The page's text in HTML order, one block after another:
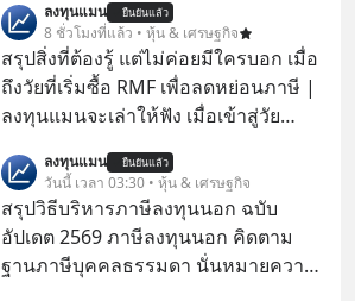
ทันที มาฟัง “ป้าเก๋าเล่ากลโกง” เพื่อรู้ทัน
มุกหลอกลวงในคราบความน่าเชื่อถือ
กันค่ะ #แก้เกมกลโกง #ป้าเก๋าเล่ากล
โกง #LivesSustainably #อยู่อย่าง
ยั่งยืน #CyberSecurity #ป้าเก๋า
#FraudEducation #FinancialLiteracy
#DigitalBankWithHumanTouch
ลงทุนแมน ยืนยันแล้ว
8 ชั่วโมงที่แล้ว • หุ้น & เศรษฐกิจ
สรุปสิ่งที่ต้องรู้ แต่ไม่ค่อยมีใครบอก เมื่อ
ถึงวัยที่เริ่มซื้อ RMF เพื่อลดหย่อนภาษี |
ลงทุนแมนจะเล่าให้ฟัง เมื่อเข้าสู่วัย
ภาษี หลายคนมักได้รับคำแนะนำให้
ลงทุนใน RMF เพราะนอกจากจะช่วยลด
หย่อนภาษีได้แล้ว ยังเป็นโอกาสในการ
สร้างความมั่งคั่งระยะยาว แต่น้อยคน
นักที่จะลงลึกว่า ถ้าลงทุนใน RMF ควรรู้
ลงทุนแมน ยืนยันแล้ว
วันนี้ เวลา 03:30 • หุ้น & เศรษฐกิจ
สรุปวิธีบริหารภาษีลงทุนนอก ฉบับ
อัปเดต 2569 ภาษีลงทุนนอก คิดตาม
ฐานภาษีบุคคลธรรมดา นั่นหมายความ